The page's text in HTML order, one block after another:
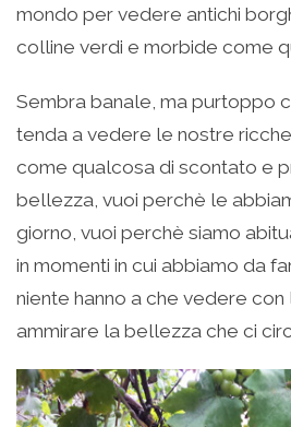
mondo per vedere antichi
colline verdi e morbide come
Sembra banale, ma purtoppo
tenda a vedere le nostre
come qualcosa di scontato e
bellezza, vuoi perchè le
giorno, vuoi perchè siamo
in momenti in cui abbiamo da
niente hanno a che vedere con
ammirare la bellezza che ci